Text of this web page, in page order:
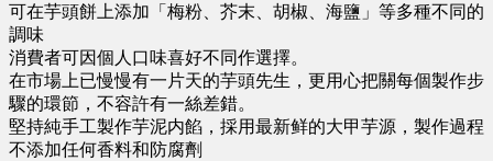
可在芋頭餅上添加「梅粉、芥末、胡椒、海鹽」等多種不同的
調味
消費者可因個人口味喜好不同作選擇。
在市場上已慢慢有一片天的芋頭先生，更用心把關每個製作步
驟的環節，不容許有一絲差錯。
堅持純手工製作芋泥内餡，採用最新鲜的大甲芋源，製作過程
不添加任何香料和防腐劑